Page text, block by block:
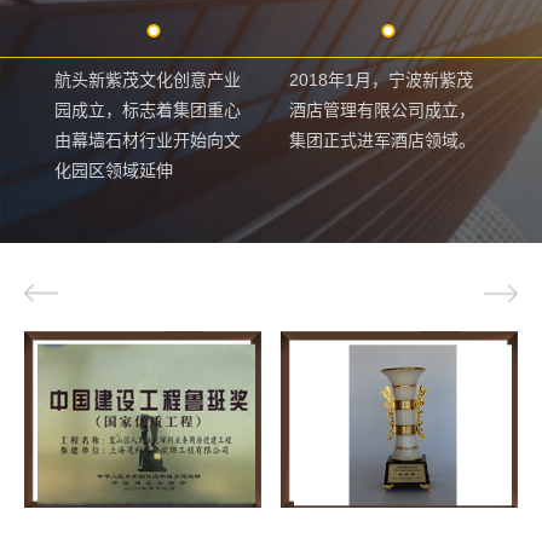
航头新紫茂文化创意产业
园成立，标志着集团重心
由幕墙石材行业开始向文
化园区领域延伸
2018年1月，宁波新紫茂
酒店管理有限公司成立，
集团正式进军酒店领域。